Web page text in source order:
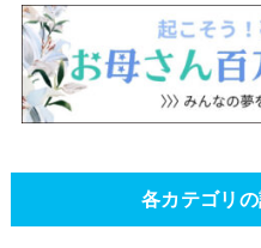
各カテゴリ